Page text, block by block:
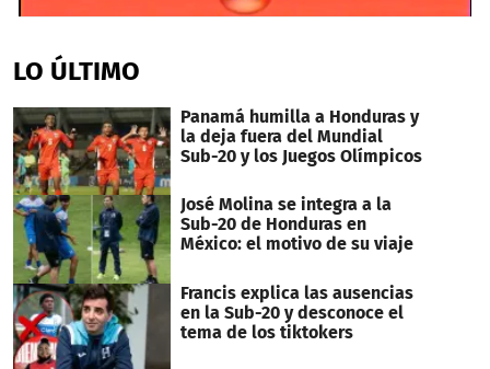
of
33
LO ÚLTIMO
Panamá humilla a Honduras y
la deja fuera del Mundial
Sub-20 y los Juegos Olímpicos
José Molina se integra a la
Sub-20 de Honduras en
México: el motivo de su viaje
Francis explica las ausencias
en la Sub-20 y desconoce el
tema de los tiktokers